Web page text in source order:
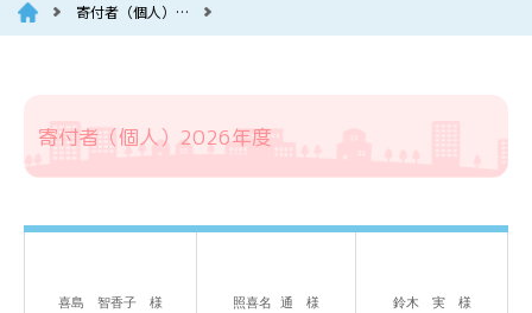
寄付者（個人）…
寄付者（個人）2026年度
喜島　智香子　様 照喜名 通　様 鈴木　実　様